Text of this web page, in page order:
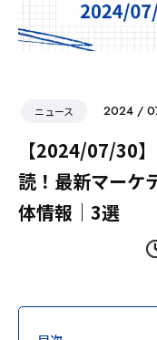
ニュース 2024 /
【2024/07/30
読！最新マーケ
体情報｜3選